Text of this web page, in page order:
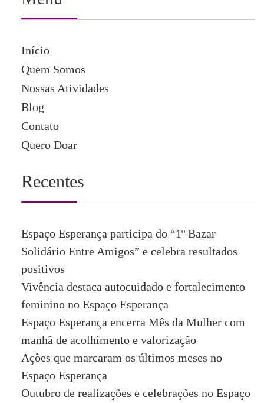
Início
Quem Somos
Nossas Atividades
Blog
Contato
Quero Doar
Recentes
Espaço Esperança participa do “1º Bazar
Solidário Entre Amigos” e celebra resultados
positivos
Vivência destaca autocuidado e fortalecimento
feminino no Espaço Esperança
Espaço Esperança encerra Mês da Mulher com
manhã de acolhimento e valorização
Ações que marcaram os últimos meses no
Espaço Esperança
Outubro de realizações e celebrações no Espaço